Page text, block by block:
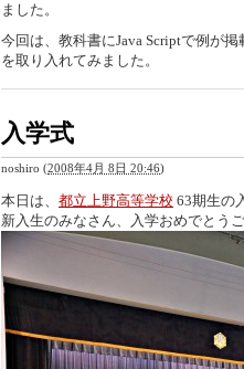
ました。
今回は、教科書にJava Scriptで例が
を取り入れてみました。
入学式
noshiro (2008年4月 8日 20:46)
本日は、 都立上野高等学校 63期生の
新入生のみなさん、入学おめでとうご